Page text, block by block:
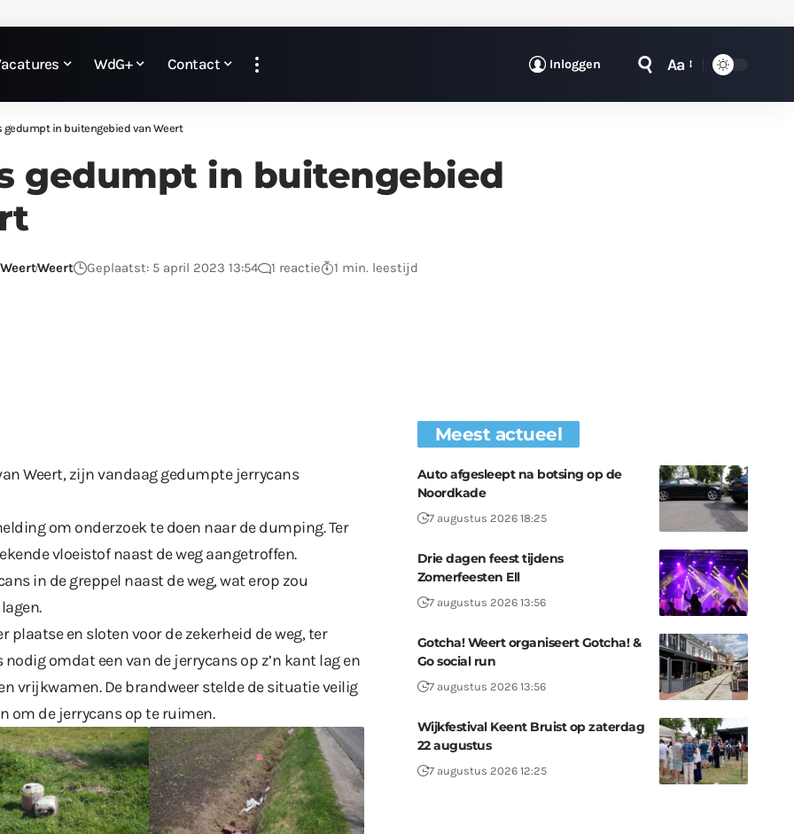
WdG+ Contact Inloggen Aa
gedumpt in buitengebied van Weert
gedumpt in buitengebied
Weert Geplaatst: 5 april 2023 13:54 1 reactie 1 min. leestijd
Weert, zijn vandaag gedumpte jerrycans
om onderzoek te doen naar de dumping. Ter
vloeistof naast de weg aangetroffen.
in de greppel naast de weg, wat erop zou
en sloten voor de zekerheid de weg, ter
omdat een van de jerrycans op z’n kant lag en
vrijkwamen. De brandweer stelde de situatie veilig
om de jerrycans op te ruimen.
Meest actueel
Auto afgesleept na botsing op de
Noordkade
7 augustus 2026 18:25
Drie dagen feest tijdens
Zomerfeesten Ell
7 augustus 2026 13:56
Gotcha! Weert organiseert Gotcha! &
Go social run
7 augustus 2026 13:56
Wijkfestival Keent Bruist op zaterdag
22 augustus
7 augustus 2026 12:25